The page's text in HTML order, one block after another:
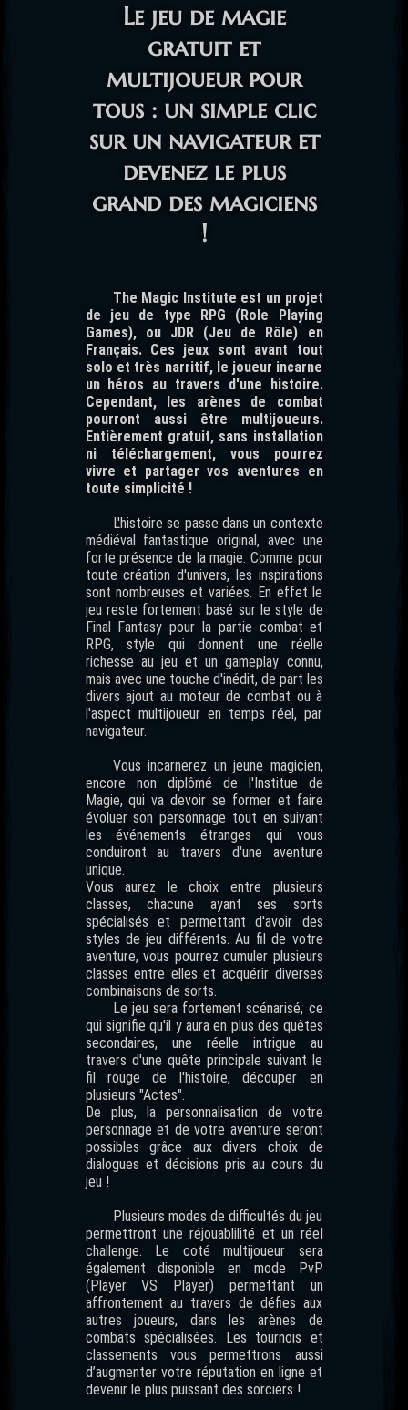
Le jeu de magie
gratuit et
multijoueur pour
tous : un simple clic
sur un navigateur et
devenez le plus
grand des magiciens
!
The Magic Institute est un projet
de jeu de type RPG (Role Playing
Games), ou JDR (Jeu de Rôle) en
Français. Ces jeux sont avant tout
solo et très narritif, le joueur incarne
un héros au travers d'une histoire.
Cependant, les arènes de combat
pourront aussi être multijoueurs.
Entièrement gratuit, sans installation
ni téléchargement, vous pourrez
vivre et partager vos aventures en
toute simplicité !
L'histoire se passe dans un contexte
médiéval fantastique original, avec une
forte présence de la magie. Comme pour
toute création d'univers, les inspirations
sont nombreuses et variées. En effet le
jeu reste fortement basé sur le style de
Final Fantasy pour la partie combat et
RPG, style qui donnent une réelle
richesse au jeu et un gameplay connu,
mais avec une touche d'inédit, de part les
divers ajout au moteur de combat ou à
l'aspect multijoueur en temps réel, par
navigateur.
Vous incarnerez un jeune magicien,
encore non diplômé de l'Institue de
Magie, qui va devoir se former et faire
évoluer son personnage tout en suivant
les événements étranges qui vous
conduiront au travers d'une aventure
unique.
Vous aurez le choix entre plusieurs
classes, chacune ayant ses sorts
spécialisés et permettant d'avoir des
styles de jeu différents. Au fil de votre
aventure, vous pourrez cumuler plusieurs
classes entre elles et acquérir diverses
combinaisons de sorts.
Le jeu sera fortement scénarisé, ce
qui signifie qu'il y aura en plus des quêtes
secondaires, une réelle intrigue au
travers d'une quête principale suivant le
fil rouge de l'histoire, découper en
plusieurs "Actes".
De plus, la personnalisation de votre
personnage et de votre aventure seront
possibles grâce aux divers choix de
dialogues et décisions pris au cours du
jeu !
Plusieurs modes de difficultés du jeu
permettront une réjouablilité et un réel
challenge. Le coté multijoueur sera
également disponible en mode PvP
(Player VS Player) permettant un
affrontement au travers de défies aux
autres joueurs, dans les arènes de
combats spécialisées. Les tournois et
classements vous permettrons aussi
d’augmenter votre réputation en ligne et
devenir le plus puissant des sorciers !